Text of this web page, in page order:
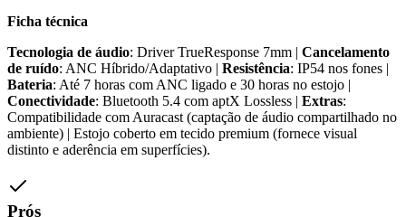
Ficha técnica
Tecnologia de áudio: Driver TrueResponse 7mm | Cancelamento
de ruído: ANC Híbrido/Adaptativo | Resistência: IP54 nos fones |
Bateria: Até 7 horas com ANC ligado e 30 horas no estojo |
Conectividade: Bluetooth 5.4 com aptX Lossless | Extras:
Compatibilidade com Auracast (captação de áudio compartilhado no
ambiente) | Estojo coberto em tecido premium (fornece visual
distinto e aderência em superfícies).
Prós